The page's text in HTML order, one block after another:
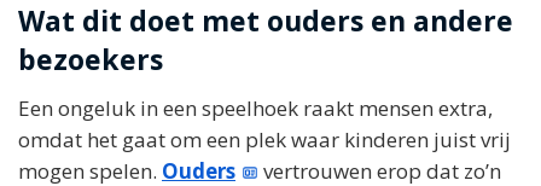
Wat dit doet met ouders en andere
bezoekers
Een ongeluk in een speelhoek raakt mensen extra,
omdat het gaat om een plek waar kinderen juist vrij
mogen spelen. Ouders
vertrouwen erop dat zo’n